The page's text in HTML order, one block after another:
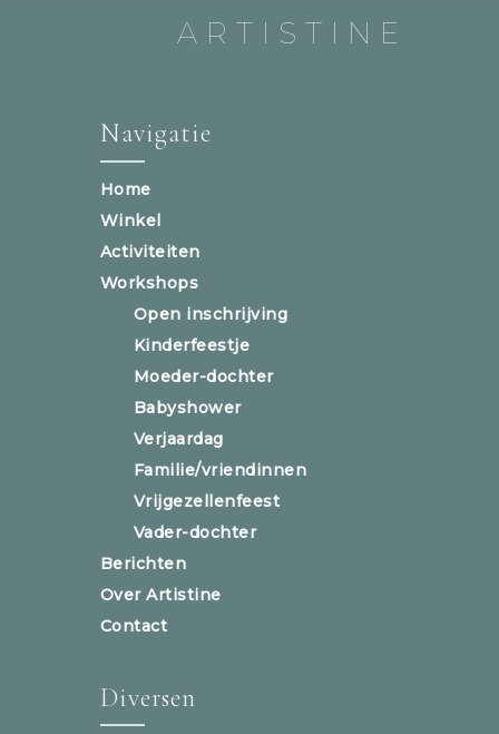
ARTISTINE
Navigatie
Home
Winkel
Activiteiten
Workshops
Open inschrijving
Kinderfeestje
Moeder-dochter
Babyshower
Verjaardag
Familie/vriendinnen
Vrijgezellenfeest
Vader-dochter
Berichten
Over Artistine
Contact
Diversen